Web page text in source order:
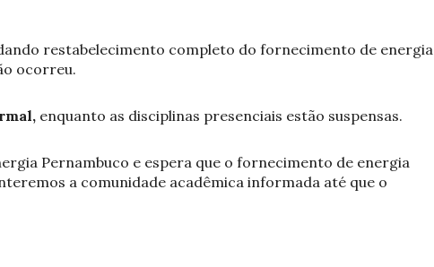
restabelecimento completo do fornecimento de energia
ocorreu.
enquanto as disciplinas presenciais estão suspensas.
Pernambuco e espera que o fornecimento de energia
a comunidade acadêmica informada até que o